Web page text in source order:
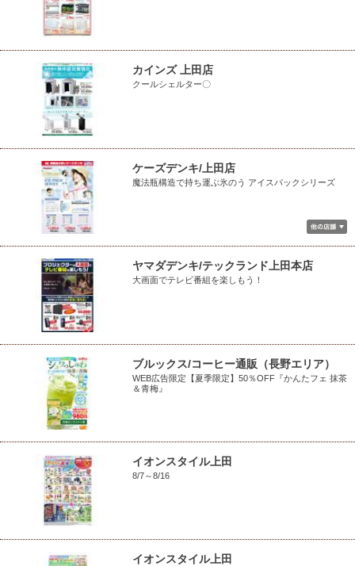
カインズ 上田店
クールシェルター〇
ケーズデンキ/上田店
魔法瓶構造で持ち運ぶ氷のう アイスパックシリーズ
ヤマダデンキ/テックランド上田本店
大画面でテレビ番組を楽しもう！
ブルックス/コーヒー通販（長野エリア）
WEB広告限定【夏季限定】50％OFF『かんたフェ 抹茶
＆青梅』
イオンスタイル上田
8/7～8/16
イオンスタイル上田